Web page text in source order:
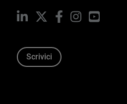
LinkedIn FacebookInstagram
Scrivici